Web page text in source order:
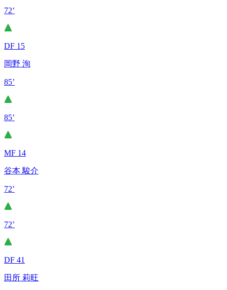
72’
DF 15
岡野 洵
85’
85’
MF 14
谷本 駿介
72’
72’
DF 41
田所 莉旺